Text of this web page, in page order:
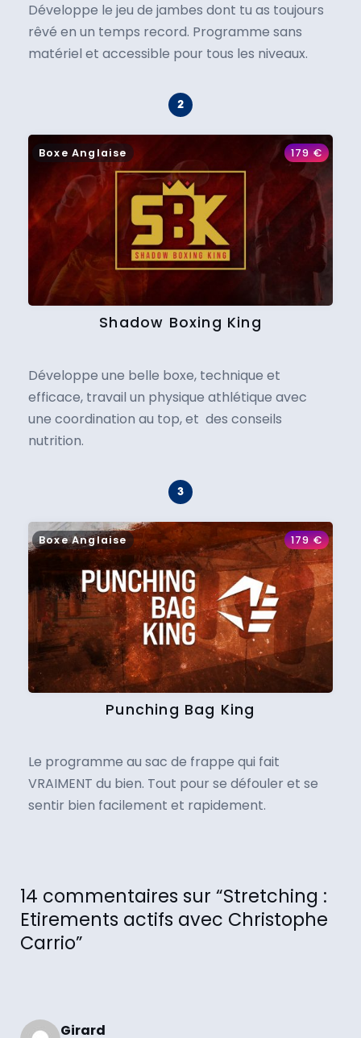
Développe le jeu de jambes dont tu as toujours
rêvé en un temps record. Programme sans
matériel et accessible pour tous les niveaux.
Boxe Anglaise 179€
Shadow Boxing King
Développe une belle boxe, technique et
efficace, travail un physique athlétique avec
une coordination au top, et des conseils
nutrition.
Boxe Anglaise 179€
Punching Bag King
Le programme au sac de frappe qui fait
VRAIMENT du bien. Tout pour se défouler et se
sentir bien facilement et rapidement.
14 commentaires sur “Stretching :
Etirements actifs avec Christophe
Carrio”
Girard